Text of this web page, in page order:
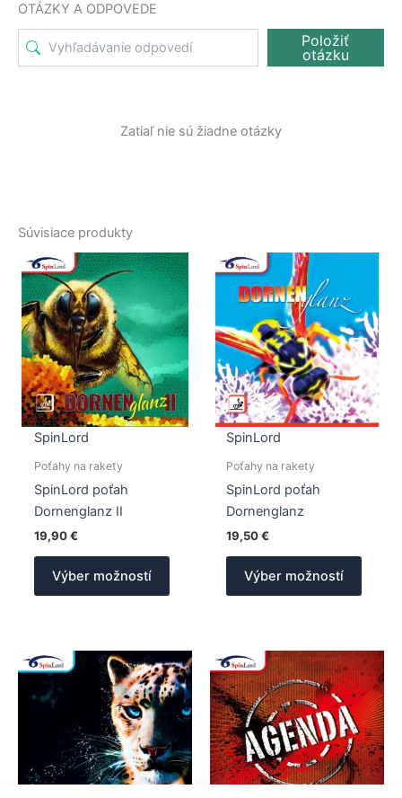
OTÁZKY A ODPOVEDE
Položiť
otázku
Zatiaľ nie sú žiadne otázky
Súvisiace produkty
SpinLord
Poťahy na rakety
SpinLord poťah
Dornenglanz II
19,90€
Výber možností
Tento
Možnosti
si
môžete
na
stránke
SpinLord
Poťahy na rakety
SpinLord poťah
Dornenglanz
19,50€
Výber možností
Tento
si
vybrať
na